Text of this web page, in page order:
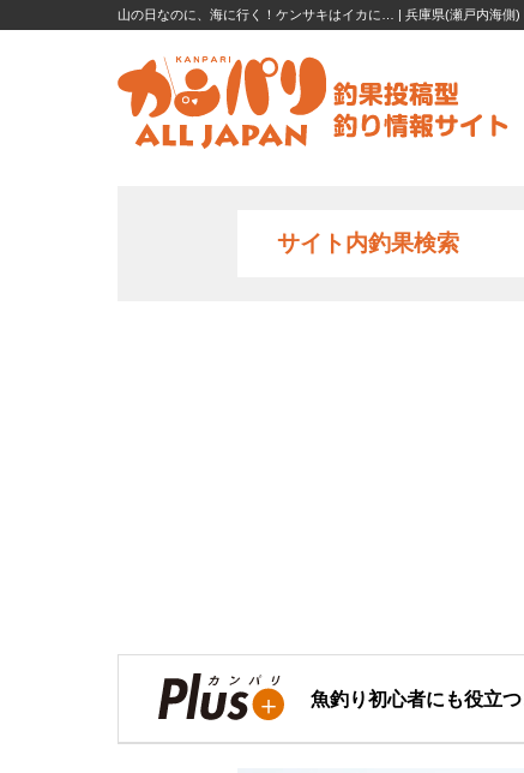
山の日なのに、海に行く！ケンサキはイカに… | 兵庫県(瀬戸内海側
サイト内釣果検索
魚釣り初心者にも役立